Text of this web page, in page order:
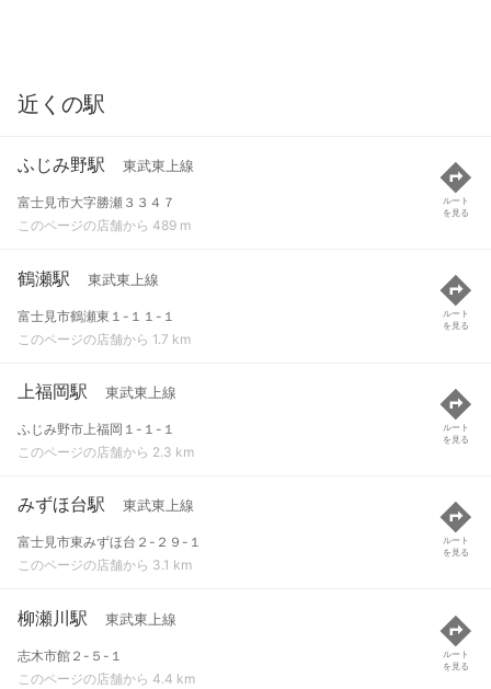
近くの駅
ふじみ野駅 東武東上線
富士見市大字勝瀬３３４７
このページの店舗から 489 m
ルート
を見る
鶴瀬駅 東武東上線
富士見市鶴瀬東１-１１-１
このページの店舗から 1.7 km
ルート
を見る
上福岡駅 東武東上線
ふじみ野市上福岡１-１-１
このページの店舗から 2.3 km
ルート
を見る
みずほ台駅 東武東上線
富士見市東みずほ台２-２９-１
このページの店舗から 3.1 km
ルート
を見る
柳瀬川駅 東武東上線
志木市館２-５-１
このページの店舗から 4.4 km
ルート
を見る